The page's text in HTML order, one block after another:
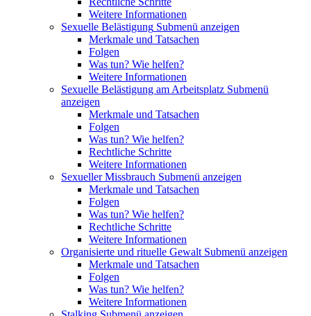
Weitere Informationen
Sexuelle Belästigung Submenü anzeigen
Merkmale und Tatsachen
Folgen
Was tun? Wie helfen?
Weitere Informationen
Sexuelle Belästigung am Arbeitsplatz Submenü
anzeigen
Merkmale und Tatsachen
Folgen
Was tun? Wie helfen?
Rechtliche Schritte
Weitere Informationen
Sexueller Missbrauch Submenü anzeigen
Merkmale und Tatsachen
Folgen
Was tun? Wie helfen?
Rechtliche Schritte
Weitere Informationen
Organisierte und rituelle Gewalt Submenü anzeigen
Merkmale und Tatsachen
Folgen
Was tun? Wie helfen?
Weitere Informationen